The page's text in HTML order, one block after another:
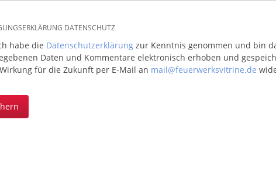
DATENSCHUTZ
habe die Datenschutzerklärungzur Kenntnis genommen und bin
Daten und Kommentare elektronisch erhoben und
für die Zukunft per E-Mail an mail@feuerwerksvitrine.de